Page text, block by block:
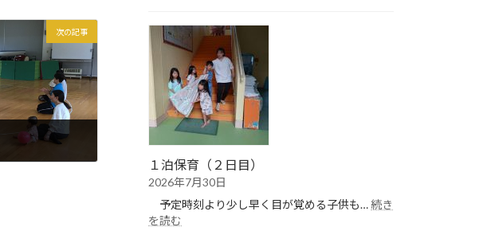
次の記事
ぽ
ぽ
ク
ラ
ブ
（プ
ー
ル
び）
１泊保育（２日目）
2026年7月30日
予定時刻より少し早く目が覚める子供も…続き
を読む